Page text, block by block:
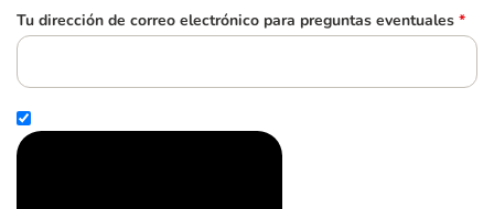
Tu dirección de correo electrónico para preguntas eventuales *